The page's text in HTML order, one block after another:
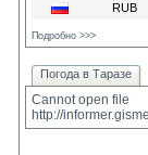
RUB
Подробно >>>
Погода в Таразе
Cannot open file
http://